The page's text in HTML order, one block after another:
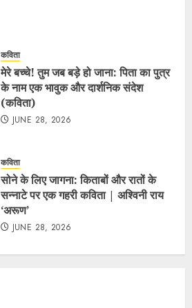
कविता
मेरे बच्चे! तुम जब बड़े हो जाना: पिता का पुत्र
के नाम एक भावुक और दार्शनिक संदेश
(कविता)
JUNE 28, 2026
कविता
सोने के लिए जागना: किताबों और रातों के
सन्नाटे पर एक गहरी कविता | अश्विनी राय
‘अरूण’
JUNE 28, 2026